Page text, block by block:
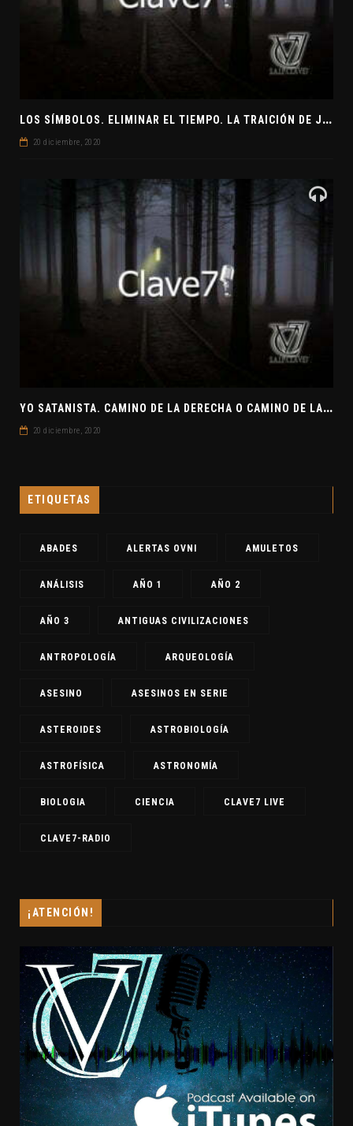
L
OS SÍMBOLOS. ELIMINAR EL TIEMPO. LA TRAICIÓN DE JUDAS
20 diciembre, 2020
Y
O SATANISTA. CAMINO DE LA DERECHA O CAMINO DE LA IZQUIERDA. CLAVE7 NEWS
20 diciembre, 2020
ETIQUETAS
ABADES ALERTAS OVNI AMULETOS
ANÁLISIS AÑO 1 AÑO 2
AÑO 3 ANTIGUAS CIVILIZACIONES
ANTROPOLOGÍA ARQUEOLOGÍA
ASESINO ASESINOS EN SERIE
ASTEROIDES ASTROBIOLOGÍA
ASTROFÍSICA ASTRONOMÍA
BIOLOGIA CIENCIA CLAVE7 LIVE
CLAVE7-RADIO
¡ATENCIÓN!